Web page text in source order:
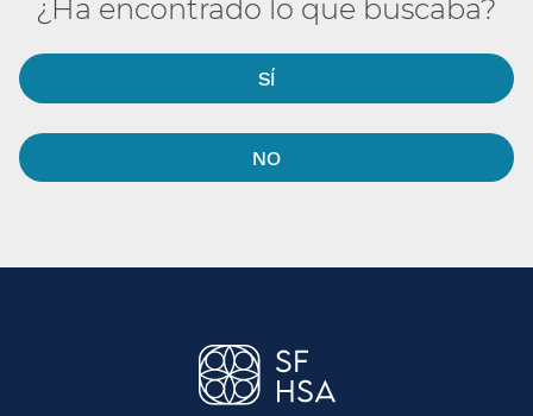
¿Ha encontrado lo que buscaba?​​
SÍ​​
NO​​